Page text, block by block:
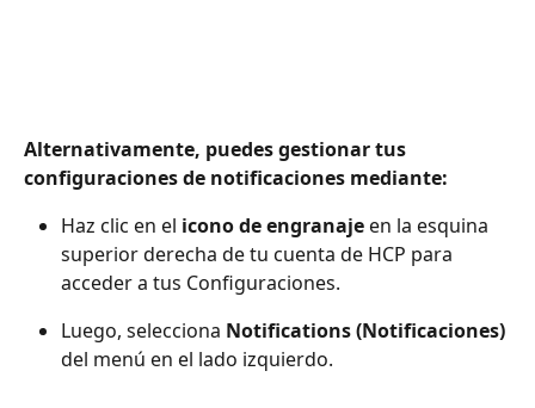
Alternativamente, puedes gestionar tus
configuraciones de notificaciones mediante:
Haz clic en el icono de engranaje en la esquina
superior derecha de tu cuenta de HCP para
acceder a tus Configuraciones.
Luego, selecciona Notifications (Notificaciones)
del menú en el lado izquierdo.